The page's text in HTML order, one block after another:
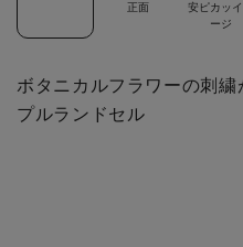
正面
安ピカッイ
ージ
ボタニカルフラワーの刺
プルランドセル